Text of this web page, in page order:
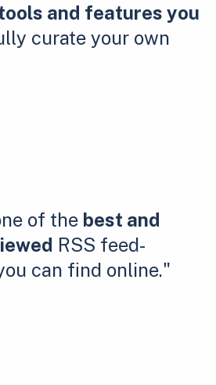
and features you
curate your own
of the best and
RSS feed-
can find online."